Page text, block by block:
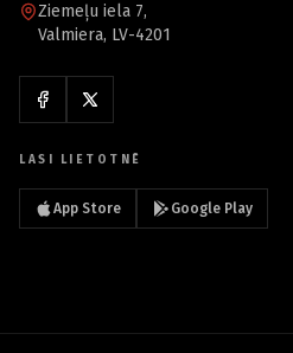
Ziemeļu iela 7,
Valmiera, LV-4201
LASI LIETOTNĒ
App Store Google Play